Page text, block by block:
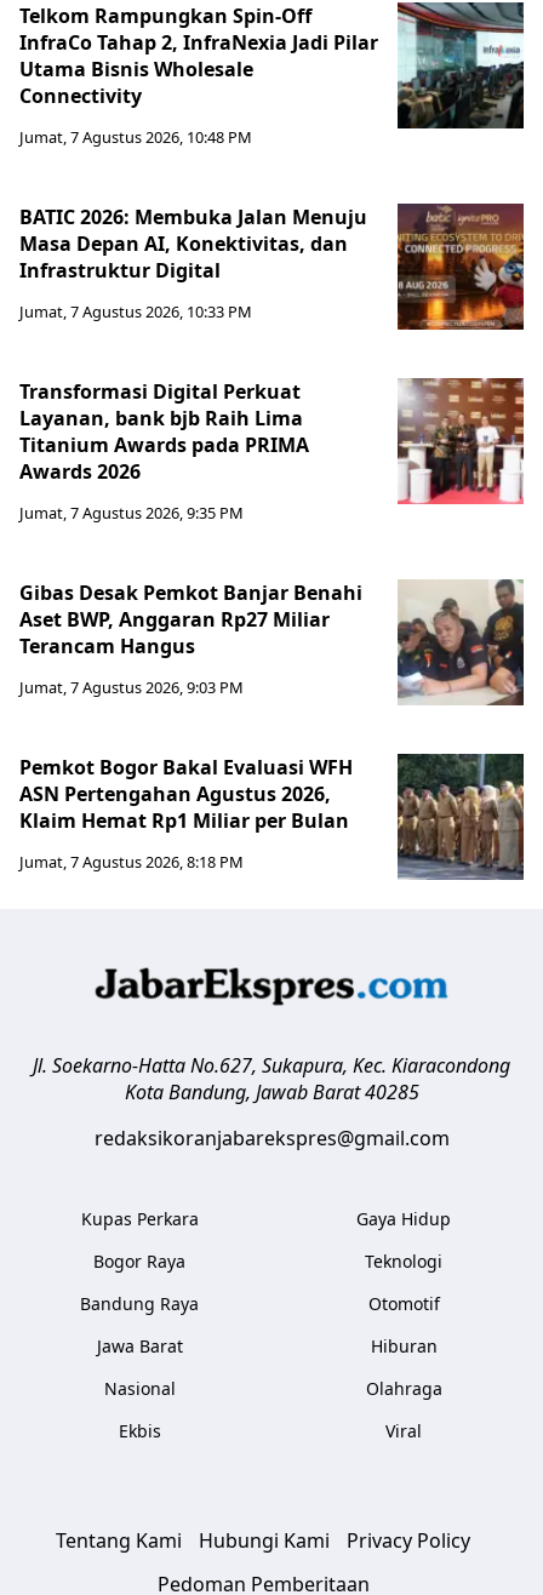
Telkom Rampungkan Spin-Off
InfraCo Tahap 2, InfraNexia Jadi Pilar
Utama Bisnis Wholesale
Connectivity
Jumat, 7 Agustus 2026, 10:48 PM
BATIC 2026: Membuka Jalan Menuju
Masa Depan AI, Konektivitas, dan
Infrastruktur Digital
Jumat, 7 Agustus 2026, 10:33 PM
Transformasi Digital Perkuat
Layanan, bank bjb Raih Lima
Titanium Awards pada PRIMA
Awards 2026
Jumat, 7 Agustus 2026, 9:35 PM
Gibas Desak Pemkot Banjar Benahi
Aset BWP, Anggaran Rp27 Miliar
Terancam Hangus
Jumat, 7 Agustus 2026, 9:03 PM
Pemkot Bogor Bakal Evaluasi WFH
ASN Pertengahan Agustus 2026,
Klaim Hemat Rp1 Miliar per Bulan
Jumat, 7 Agustus 2026, 8:18 PM
Jl. Soekarno-Hatta No.627, Sukapura, Kec. Kiaracondong
Kota Bandung, Jawab Barat 40285
redaksikoranjabarekspres@gmail.com
Kupas Perkara
Bogor Raya
Bandung Raya
Jawa Barat
Nasional
Ekbis
Gaya Hidup
Teknologi
Otomotif
Hiburan
Olahraga
Viral
Tentang Kami Hubungi Kami
Privacy Policy
Pedoman Pemberitaan